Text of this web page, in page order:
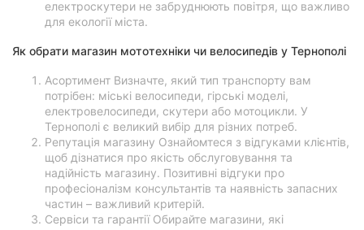
електроскутери не забруднюють повітря, що важливо
для екології міста.
Як обрати магазин мототехніки чи велосипедів у Тернополі
Асортимент Визначте, який тип транспорту вам
потрібен: міські велосипеди, гірські моделі,
електровелосипеди, скутери або мотоцикли. У
Тернополі є великий вибір для різних потреб.
Репутація магазину Ознайомтеся з відгуками клієнтів,
щоб дізнатися про якість обслуговування та
надійність магазину. Позитивні відгуки про
професіоналізм консультантів та наявність запасних
частин – важливий критерій.
Сервіси та гарантії Обирайте магазини, які